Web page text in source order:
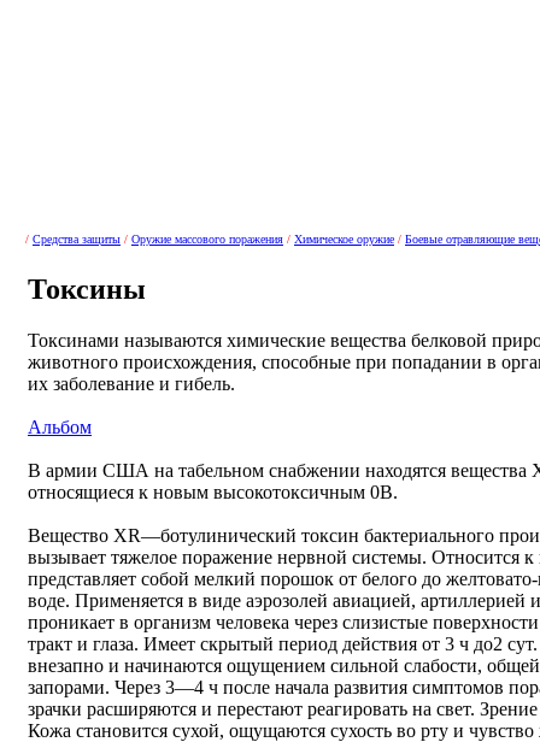
/ Средства защиты / Оружие массового поражения / Химическое оружие / Боевые отравляющие
Токсины
Токсинами называются химические вещества белковой
животного происхождения, способные при попадании в
их заболевание и гибель.
Альбом
В армии США на табельном снабжении находятся
относящиеся к новым высокотоксичным 0В.
Вещество ХR—ботулинический токсин бактериального
вызывает тяжелое поражение нервной системы. Относится
представляет собой мелкий порошок от белого до желтовато-
воде. Применяется в виде аэрозолей авиацией, артиллерией
проникает в организм человека через слизистые
тракт и глаза. Имеет скрытый период действия от 3 ч до2
внезапно и начинаются ощущением сильной слабости,
запорами. Через 3—4 ч после начала развития симптомов
зрачки расширяются и перестают реагировать на свет.
Кожа становится сухой, ощущаются сухость во рту и